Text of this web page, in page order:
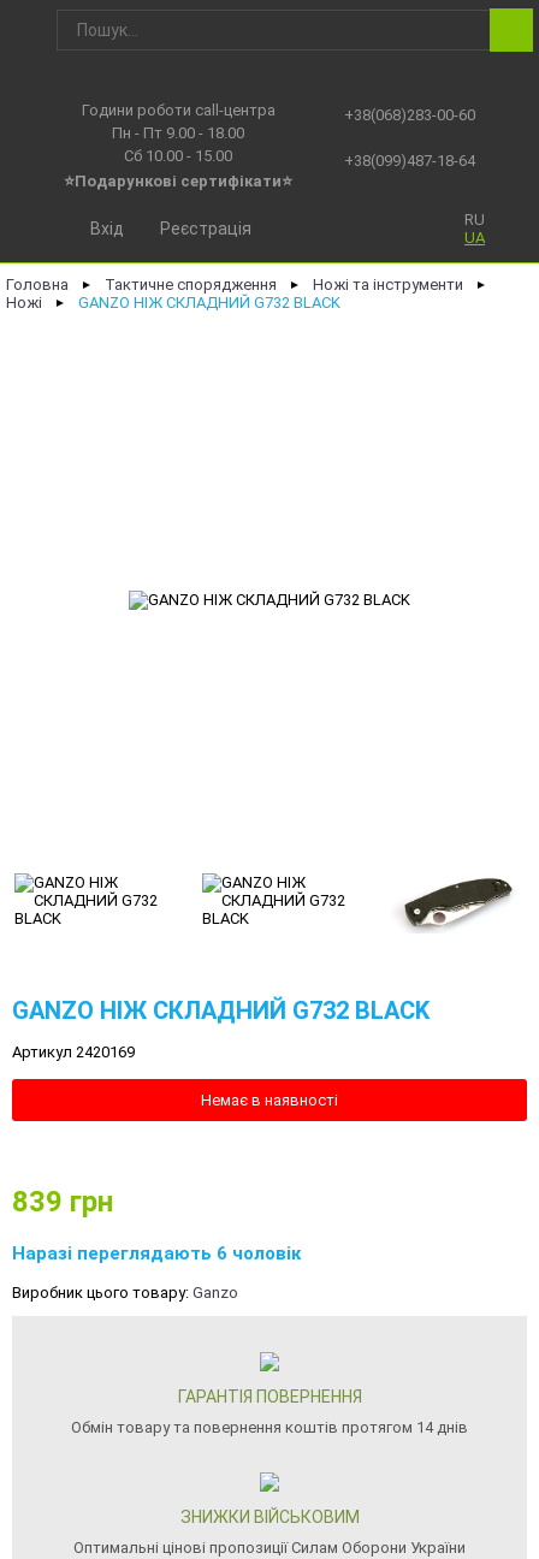
Години роботи call-центра
Пн - Пт 9.00 - 18.00
Сб 10.00 - 15.00
⭐Подарункові сертифікати⭐
+38(068)283-00-60
+38(099)487-18-64
RU
UA
Вхід Реєстрація
Головна ► Тактичне спорядження ► Ножі та інструменти ►
Ножі ► GANZO НІЖ СКЛАДНИЙ G732 BLACK
GANZO НІЖ СКЛАДНИЙ G732 BLACK
Артикул 2420169
Немає в наявності
839 грн
Наразі переглядають 6 чоловік
Виробник цього товару: Ganzo
ГАРАНТІЯ ПОВЕРНЕННЯ
Обмін товару та повернення коштів протягом 14 днів
ЗНИЖКИ ВІЙСЬКОВИМ
Оптимальні цінові пропозиції Силам Оборони України